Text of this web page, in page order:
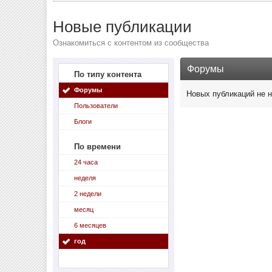
Новые публикации
Ознакомиться с контентом из сообщества
По типу контента
Форумы
Пользователи
Блоги
По времени
24 часа
неделя
2 недели
месяц
6 месяцев
год
Форумы
Новых публикаций не